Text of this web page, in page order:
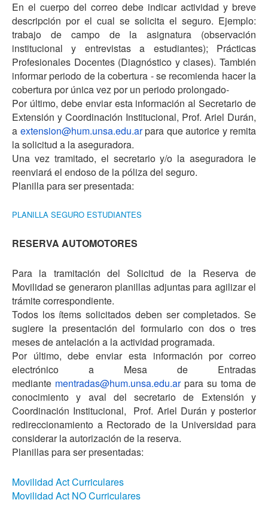
En el cuerpo del correo debe indicar actividad y breve
descripción por el cual se solicita el seguro. Ejemplo:
trabajo de campo de la asignatura (observación
institucional y entrevistas a estudiantes); Prácticas
Profesionales Docentes (Diagnóstico y clases). También
informar periodo de la cobertura - se recomienda hacer la
cobertura por única vez por un periodo prolongado-
Por último, debe enviar esta información al Secretario de
Extensión y Coordinación Institucional, Prof. Ariel Durán,
a extension@hum.unsa.edu.arpara que autorice y remita
la solicitud a la aseguradora.
Una vez tramitado, el secretario y/o la aseguradora le
reenviará el endoso de la póliza del seguro.
Planilla para ser presentada:
PLANILLA SEGURO ESTUDIANTES
RESERVA AUTOMOTORES
Para la tramitación del Solicitud de la Reserva de
Movilidad se generaron planillas adjuntas para agilizar el
trámite correspondiente.
Todos los ítems solicitados deben ser completados. Se
sugiere la presentación del formulario con dos o tres
meses de antelación a la actividad programada.
Por último, debe enviar esta información por correo
electrónico a Mesa de Entradas
mediante mentradas@hum.unsa.edu.arpara su toma de
conocimiento y aval del secretario de Extensión y
Coordinación Institucional, Prof. Ariel Durán y posterior
redireccionamiento a Rectorado de la Universidad para
considerar la autorización de la reserva.
Planillas para ser presentadas:
Movilidad Act Curriculares
Movilidad Act NO Curriculares